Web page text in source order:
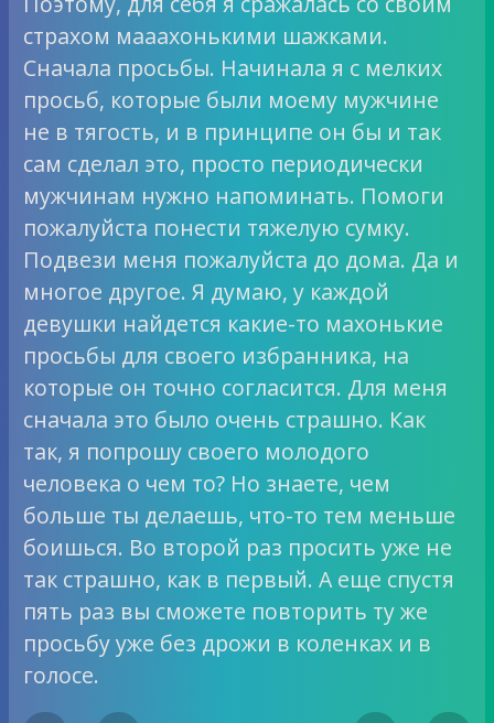
страхом мааахонькими шажками.
Сначала просьбы. Начинала я с мелких
просьб, которые были моему мужчине
не в тягость, и в принципе он бы и так
сам сделал это, просто периодически
мужчинам нужно напоминать. Помоги
пожалуйста понести тяжелую сумку.
Подвези меня пожалуйста до дома. Да и
многое другое. Я думаю, у каждой
девушки найдется какие-то махонькие
просьбы для своего избранника, на
которые он точно согласится. Для меня
сначала это было очень страшно. Как
так, я попрошу своего молодого
человека о чем то? Но знаете, чем
больше ты делаешь, что-то тем меньше
боишься. Во второй раз просить уже не
так страшно, как в первый. А еще спустя
пять раз вы сможете повторить ту же
просьбу уже без дрожи в коленках и в
голосе.